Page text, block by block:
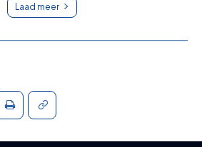
Laad meer